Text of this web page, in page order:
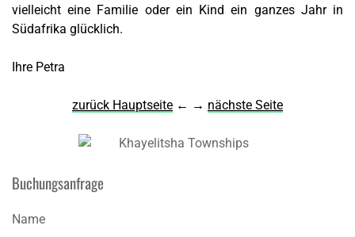
vielleicht eine Familie oder ein Kind ein ganzes Jahr in
Südafrika glücklich.
Ihre Petra
zurück Hauptseite ← → nächste Seite
Buchungsanfrage
Name